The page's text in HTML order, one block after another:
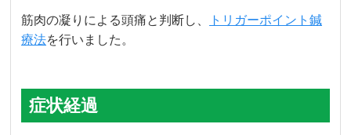
筋肉の凝りによる頭痛と判断し、
トリガーポイント鍼
療法を行いました。
症状経過